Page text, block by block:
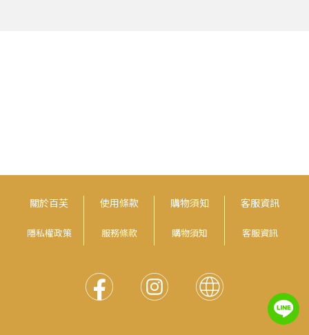
關於百芙
隱私權政策
使用條款
服務條款
購物須知
購物須知
客服資訊
客服資訊